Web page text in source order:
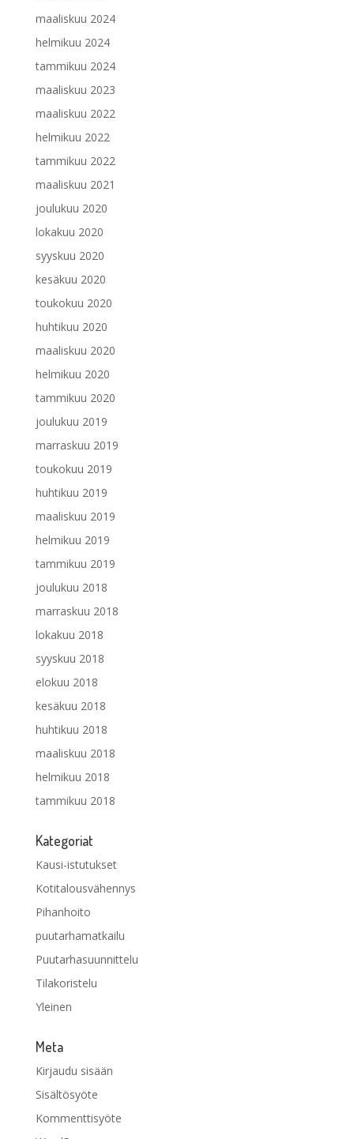
maaliskuu 2024
helmikuu 2024
tammikuu 2024
maaliskuu 2023
maaliskuu 2022
helmikuu 2022
tammikuu 2022
maaliskuu 2021
joulukuu 2020
lokakuu 2020
syyskuu 2020
kesäkuu 2020
toukokuu 2020
huhtikuu 2020
maaliskuu 2020
helmikuu 2020
tammikuu 2020
joulukuu 2019
marraskuu 2019
toukokuu 2019
huhtikuu 2019
maaliskuu 2019
helmikuu 2019
tammikuu 2019
joulukuu 2018
marraskuu 2018
lokakuu 2018
syyskuu 2018
elokuu 2018
kesäkuu 2018
huhtikuu 2018
maaliskuu 2018
helmikuu 2018
tammikuu 2018
Kategoriat
Kausi-istutukset
Kotitalousvähennys
Pihanhoito
puutarhamatkailu
Puutarhasuunnittelu
Tilakoristelu
Yleinen
Meta
Kirjaudu sisään
Sisältösyöte
Kommenttisyöte